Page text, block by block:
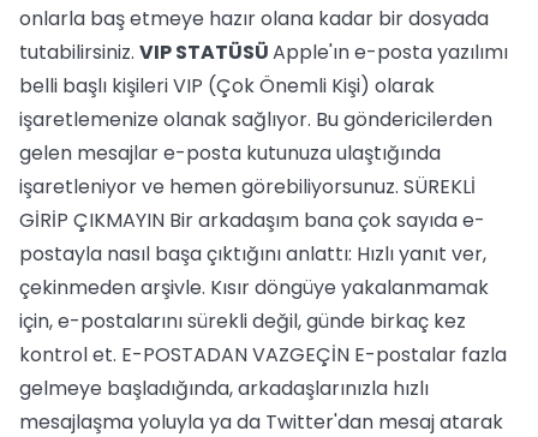
onlarla baş etmeye hazır olana kadar bir dosyada
tutabilirsiniz. VIP STATÜSÜApple'ın e-posta yazılımı
belli başlı kişileri VIP (Çok Önemli Kişi) olarak
işaretlemenize olanak sağlıyor. Bu göndericilerden
gelen mesajlar e-posta kutunuza ulaştığında
işaretleniyor ve hemen görebiliyorsunuz. SÜREKLİ
GİRİP ÇIKMAYIN Bir arkadaşım bana çok sayıda e-
postayla nasıl başa çıktığını anlattı: Hızlı yanıt ver,
çekinmeden arşivle. Kısır döngüye yakalanmamak
için, e-postalarını sürekli değil, günde birkaç kez
kontrol et. E-POSTADAN VAZGEÇİN E-postalar fazla
gelmeye başladığında, arkadaşlarınızla hızlı
mesajlaşma yoluyla ya da Twitter'dan mesaj atarak